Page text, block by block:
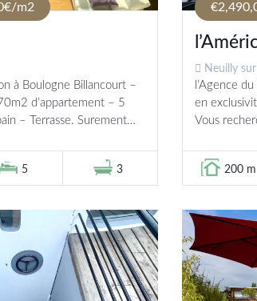
m2
à Boulogne Billancourt –
d’appartement – 5
– Terrasse. Surement
5 3
Neuilly
l’Agence
en
Vous
200 m